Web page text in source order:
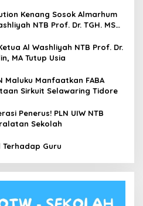
Kenang Sosok Almarhum
NTB Prof. Dr. TGH. MS
Al Washliyah NTB Prof. Dr.
MA Tutup Usia
Maluku Manfaatkan FABA
Sirkuit Selawaring Tidore
Penerus! PLN UIW NTB
Sekolah
Terhadap Guru